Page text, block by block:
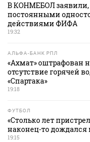
В КОНМЕБОЛ заявили,
постоянными
действиями ФИФА
19:32
АЛЬФА-БАНК РПЛ
«Ахмат» оштрафован
отсутствие горячей
«Спартака»
19:18
ФУТБОЛ
«Столько лет
наконец-то дождался
19:15